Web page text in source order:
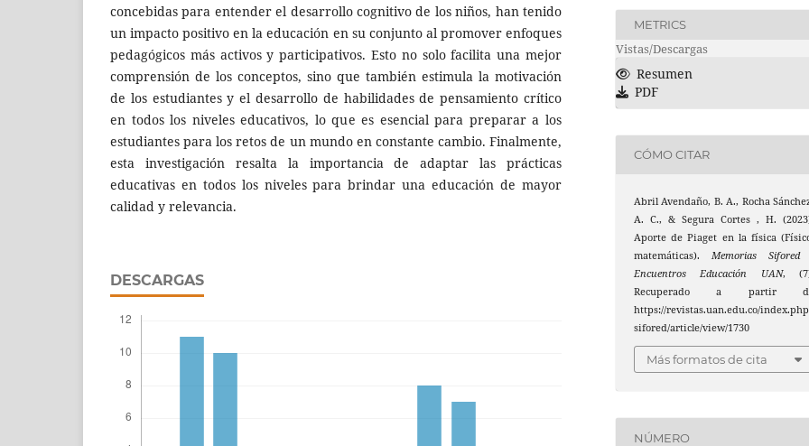
concebidas para entender el desarrollo cognitivo de los niños, han tenido
un impacto positivo en la educación en su conjunto al promover enfoques
pedagógicos más activos y participativos. Esto no solo facilita una mejor
comprensión de los conceptos, sino que también estimula la motivación
de los estudiantes y el desarrollo de habilidades de pensamiento crítico
en todos los niveles educativos, lo que es esencial para preparar a los
estudiantes para los retos de un mundo en constante cambio. Finalmente,
esta investigación resalta la importancia de adaptar las prácticas
educativas en todos los niveles para brindar una educación de mayor
calidad y relevancia.
DESCARGAS
METRICS
Vistas/Descargas
Resumen
PDF
CÓMO CITAR
Abril Avendaño, B. A., Rocha
A. C., & Segura Cortes , H.
Aporte de Piaget en la física
matemáticas).Memorias Sifored
Encuentros Educación UAN,
Recuperado a partir
https://revistas.uan.edu.co/
sifored/article/view/1730
Más formatos de cita
NÚMERO